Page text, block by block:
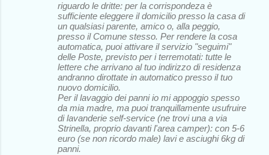
riguardo le dritte: per la corrispondeza è
sufficiente eleggere il domicilio presso la casa di
un qualsiasi parente, amico o, alla peggio,
presso il Comune stesso. Per rendere la cosa
automatica, puoi attivare il servizio "seguimi"
delle Poste, previsto per i terremotati: tutte le
lettere che arrivano al tuo indirizzo di residenza
andranno dirottate in automatico presso il tuo
nuovo domicilio.
Per il lavaggio dei panni io mi appoggio spesso
da mia madre, ma puoi tranquillamente usufruire
di lavanderie self-service (ne trovi una a via
Strinella, proprio davanti l'area camper): con 5-6
euro (se non ricordo male) lavi e asciughi 6kg di
panni.